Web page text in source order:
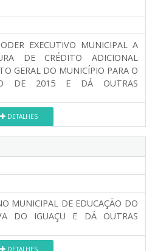
EXECUTIVO MUNICIPAL A
DE CRÉDITO ADICIONAL
GERAL DO MUNICÍPIO PARA O
DE 2015 E DÁ OUTRAS
DETALHES
MUNICIPAL DE EDUCAÇÃO DO
DO IGUAÇU E DÁ OUTRAS
DETALHES